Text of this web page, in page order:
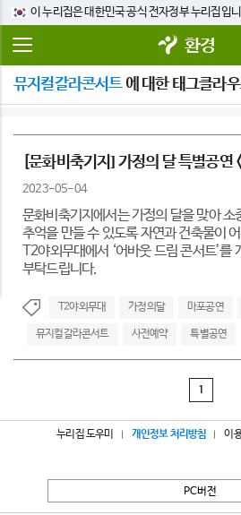
이 누리집은 대한민국 공식 전자정부 누리집입
환경
뮤지컬갈라콘서트에 대한 태그클라
[문화비축기지] 가정의 달 특별공연
2023-05-04
문화비축기지에서는 가정의 달을 맞아 소
추억을 만들 수 있도록 자연과 건축물이
T2야외무대에서 ‘어바웃 드림 콘서트’를
부탁드립니다. ​
T2야외무대 가정의달 마포공연
뮤지컬갈라콘서트 사전예약 특별공연
1
누리집 도우미 개인정보 처리방침 이
PC버전